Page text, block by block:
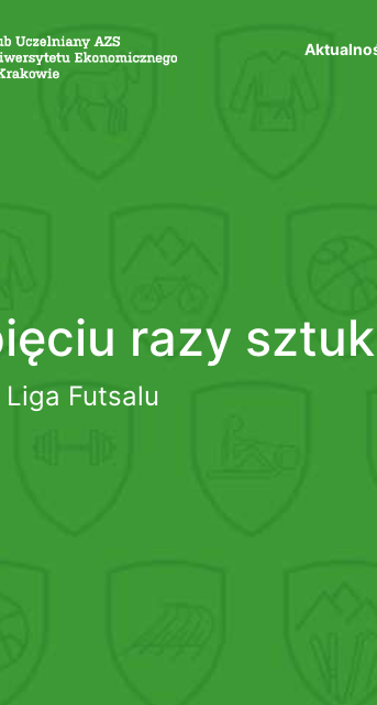
razy
Liga Futsalu